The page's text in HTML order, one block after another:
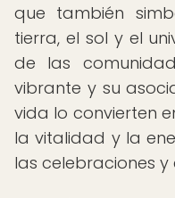
que también
tierra, el sol y el
de las
vibrante y su
vida lo convierten
la vitalidad y la
las celebraciones y